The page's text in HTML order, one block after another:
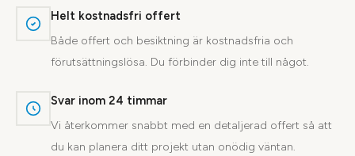
Helt kostnadsfri offert
Både offert och besiktning är kostnadsfria och
förutsättningslösa. Du förbinder dig inte till något.
Svar inom 24 timmar
Vi återkommer snabbt med en detaljerad offert så att
du kan planera ditt projekt utan onödig väntan.